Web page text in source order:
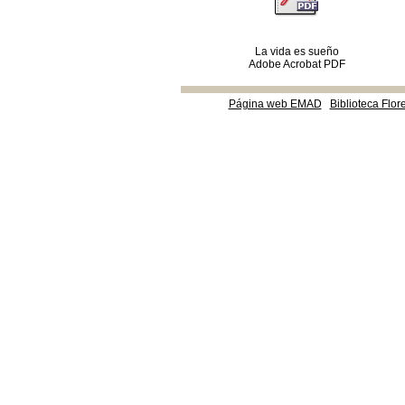
La vida es sueño
Adobe Acrobat PDF
Página web EMAD Biblioteca